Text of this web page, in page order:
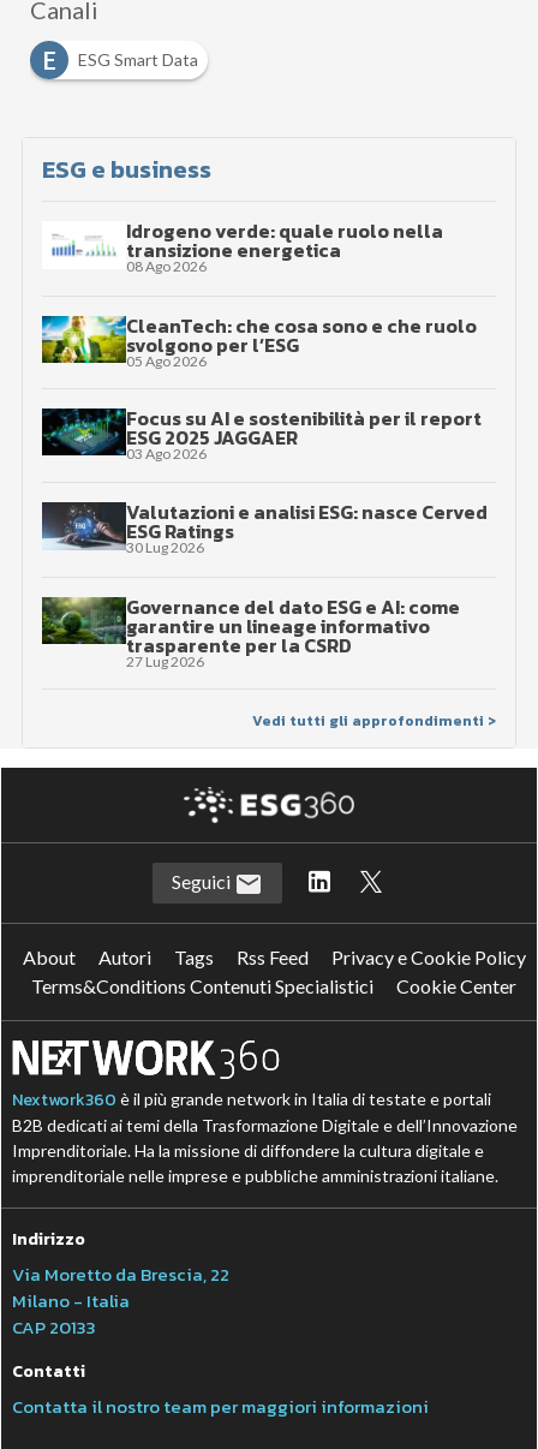
Canali
E
ESG Smart Data
ESG e business
Idrogeno verde: quale ruolo nella
transizione energetica
08 Ago 2026
CleanTech: che cosa sono e che ruolo
svolgono per l’ESG
05 Ago 2026
Focus su AI e sostenibilità per il report
ESG 2025 JAGGAER
03 Ago 2026
Valutazioni e analisi ESG: nasce Cerved
ESG Ratings
30 Lug 2026
Governance del dato ESG e AI: come
garantire un lineage informativo
trasparente per la CSRD
27 Lug 2026
Vedi tutti gli approfondimenti >
Seguici
About Autori Tags Rss Feed
Privacy e Cookie Policy
Terms&Conditions Contenuti Specialistici
Cookie Center
Nextwork360 è il più grande network in Italia di testate e portali
B2B dedicati ai temi della Trasformazione Digitale e dell’Innovazione
Imprenditoriale. Ha la missione di diffondere la cultura digitale e
imprenditoriale nelle imprese e pubbliche amministrazioni italiane.
Indirizzo
Via Moretto da Brescia, 22
Milano - Italia
CAP 20133
Contatti
Contatta il nostro team per maggiori informazioni